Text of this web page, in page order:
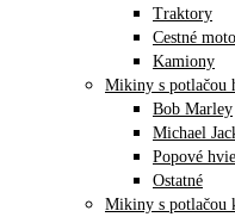
Traktory
Cestné
Kamiony
Mikiny s potlačou
Bob Marley
Michael
Popové
Ostatné
Mikiny s potlačou